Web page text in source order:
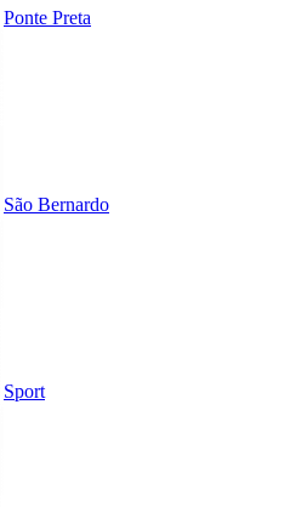
Ponte Preta
São Bernardo
Sport